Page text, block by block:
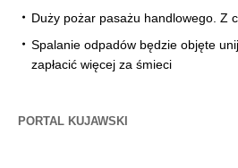
Duży pożar pasażu handlowego. Z
Spalanie odpadów będzie objęte
zapłacić więcej za śmieci
PORTAL KUJAWSKI